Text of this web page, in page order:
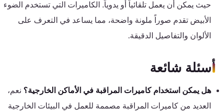
حيث يمكن أن يعمل تلقائياً أو يدوياً. الكاميرات التي تستخدم الضوء
الأبيض تقدم صوراً ملونة واضحة، مما يساعد في التعرف على
الألوان والتفاصيل الدقيقة.
أسئلة شائعة
هل يمكن استخدام كاميرات المراقبة في الأماكن الخارجية؟نعم،
العديد من كاميرات المراقبة مصممة للعمل في البيئات الخارجية